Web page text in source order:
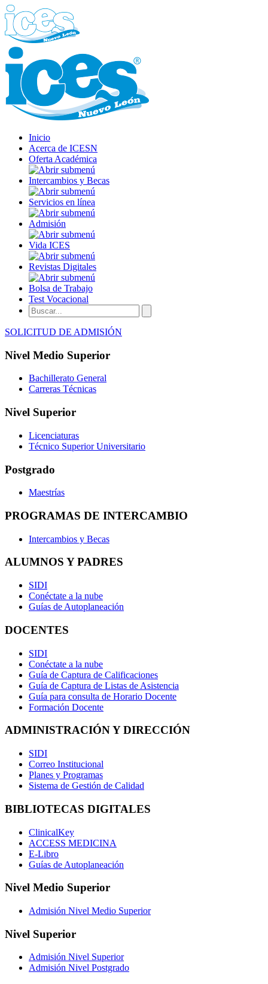
Inicio
Acerca de ICESN
Oferta Académica
Intercambios y Becas
Servicios en línea
Admisión
Vida ICES
Revistas Digitales
Bolsa de Trabajo
Test Vocacional
SOLICITUD DE ADMISIÓN
Nivel Medio Superior
Bachillerato General
Carreras Técnicas
Nivel Superior
Licenciaturas
Técnico Superior Universitario
Postgrado
Maestrías
PROGRAMAS DE INTERCAMBIO
Intercambios y Becas
ALUMNOS Y PADRES
SIDI
Conéctate a la nube
Guías de Autoplaneación
DOCENTES
SIDI
Conéctate a la nube
Guía de Captura de Calificaciones
Guía de Captura de Listas de Asistencia
Guía para consulta de Horario Docente
Formación Docente
ADMINISTRACIÓN Y DIRECCIÓN
SIDI
Correo Institucional
Planes y Programas
Sistema de Gestión de Calidad
BIBLIOTECAS DIGITALES
ClinicalKey
ACCESS MEDICINA
E-Libro
Guías de Autoplaneación
Nivel Medio Superior
Admisión Nivel Medio Superior
Nivel Superior
Admisión Nivel Superior
Admisión Nivel Postgrado